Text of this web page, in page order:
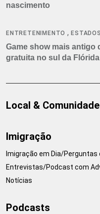
nascimento
ENTRETENIMENTO ,
Game show mais antigo
gratuita no sul da Flórida
Local & Comunidade
Imigração
Imigração em Dia/
Entrevistas/Podcast com
Notícias
Podcasts